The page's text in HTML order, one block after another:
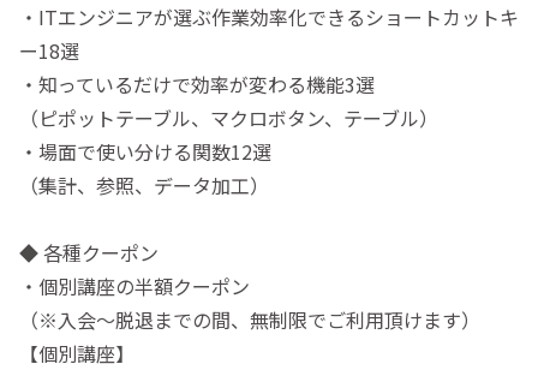
・ITエンジニアが選ぶ作業効率化できるショートカットキ
ー18選
・知っているだけで効率が変わる機能3選
（ピポットテーブル、マクロボタン、テーブル）
・場面で使い分ける関数12選
（集計、参照、データ加工）
◆ 各種クーポン
・個別講座の半額クーポン
（※入会～脱退までの間、無制限でご利用頂けます）
【個別講座】